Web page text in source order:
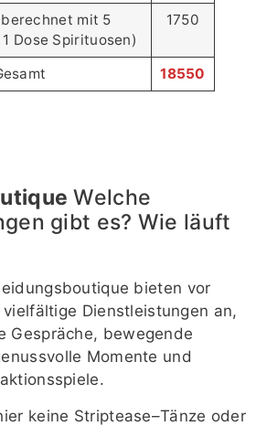
mit 5
Dose Spirituosen)
1750
18550
Welche
gibt es? Wie läuft
bieten vor
Dienstleistungen an,
Gespräche, bewegende
Momente und
keine Striptease–Tänze oder